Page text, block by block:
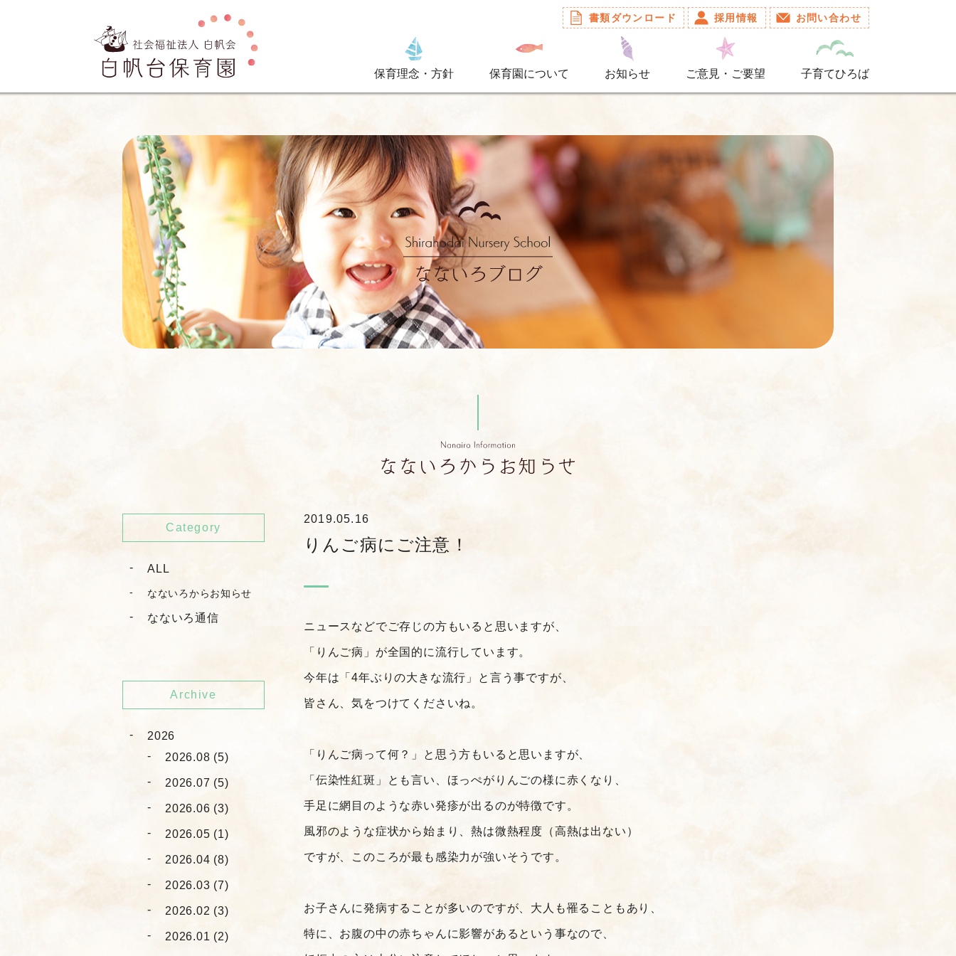
保育理念・方針 保育園について お知らせ ご意見・ご要望 子育てひろば
書類ダウンロード 採用情報 お問い合わせ
2019.05.16
りんご病にご注意！
ニュースなどでご存じの方もいると思いますが、
「りんご病」が全国的に流行しています。
今年は「4年ぶりの大きな流行」と言う事ですが、
皆さん、気をつけてくださいね。
「りんご病って何？」と思う方もいると思いますが、
「伝染性紅斑」とも言い、ほっぺがりんごの様に赤くなり、
手足に網目のような赤い発疹が出るのが特徴です。
風邪のような症状から始まり、熱は微熱程度（高熱は出ない）
ですが、このころが最も感染力が強いそうです。
お子さんに発病することが多いのですが、大人も罹ることもあり、
特に、お腹の中の赤ちゃんに影響があるという事なので、
Category
ALL
なないろからお知らせ
なないろ通信
Archive
2026
2026.08 (5)
2026.07 (5)
2026.06 (3)
2026.05 (1)
2026.04 (8)
2026.03 (7)
2026.02 (3)
2026.01 (2)